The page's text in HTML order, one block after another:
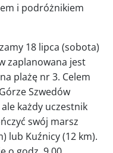
i podróżnikiem
18 lipca (sobota)
zaplanowana jest
plażę nr 3. Celem
Szwedów
każdy uczestnik
swój marsz
lub Kuźnicy (12 km).